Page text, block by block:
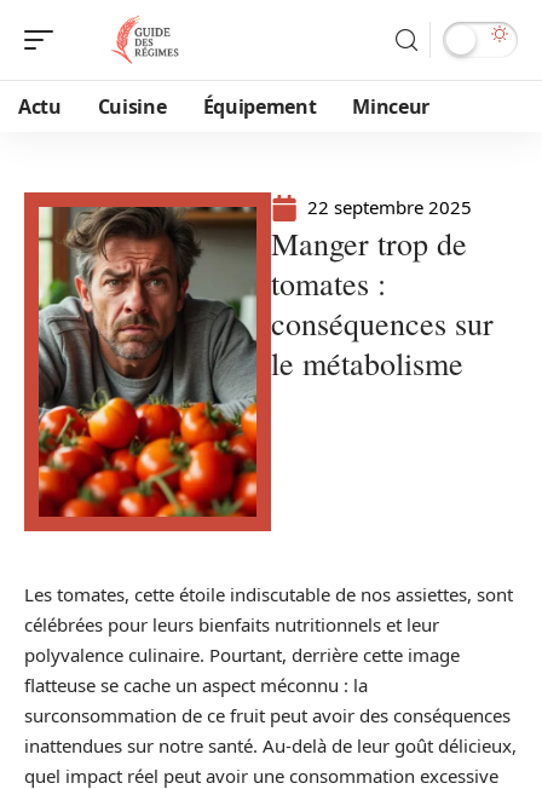
Actu Cuisine Équipement Minceur
22 septembre 2025
Manger trop de
tomates :
conséquences sur
le métabolisme
Les tomates, cette étoile indiscutable de nos assiettes, sont
célébrées pour leurs bienfaits nutritionnels et leur
polyvalence culinaire. Pourtant, derrière cette image
flatteuse se cache un aspect méconnu : la
surconsommation de ce fruit peut avoir des conséquences
inattendues sur notre santé. Au-delà de leur goût délicieux,
quel impact réel peut avoir une consommation excessive